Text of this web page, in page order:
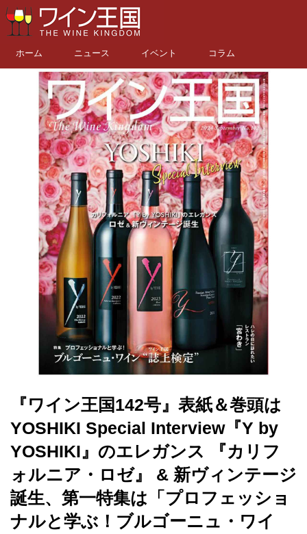
ホーム ニュース イベント コラム
『ワイン王国142号』表紙＆巻頭は
YOSHIKI Special Interview『Y by
YOSHIKI』のエレガンス 『カリフ
ォルニア・ロゼ』 & 新ヴィンテージ
誕生、第一特集は「プロフェッショ
ナルと学ぶ！ブルゴーニュ・ワイ